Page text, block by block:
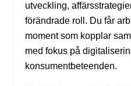
utveckling,
förändrade roll. Du får
moment som kopplar
med fokus på
konsumentbeteenden.